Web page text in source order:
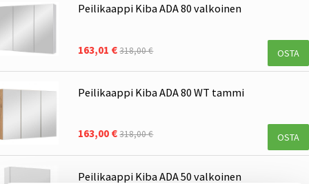
Peilikaappi Kiba ADA 80 valkoinen
163,01 €318,00 € OSTA
Peilikaappi Kiba ADA 80 WT tammi
163,00 €318,00 € OSTA
Peilikaappi Kiba ADA 50 valkoinen